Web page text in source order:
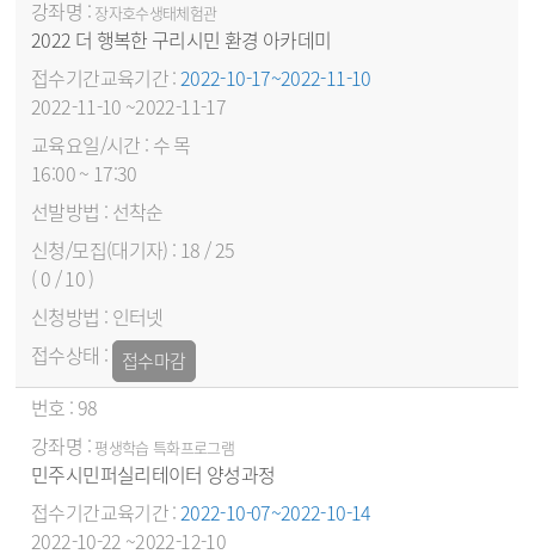
장자호수생태체험관
2022 더 행복한 구리시민 환경 아카데미
2022-10-17~2022-11-10
2022-11-10 ~2022-11-17
수 목
16:00 ~ 17:30
선착순
18 / 25
( 0 / 10 )
인터넷
접수마감
98
평생학습 특화프로그램
민주시민퍼실리테이터 양성과정
2022-10-07~2022-10-14
2022-10-22 ~2022-12-10